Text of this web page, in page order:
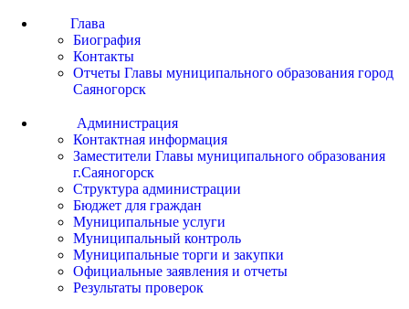
Глава
Биография
Контакты
Отчеты Главы муниципального образования город
Саяногорск
Администрация
Контактная информация
Заместители Главы муниципального образования
г.Саяногорск
Структура администрации
Бюджет для граждан
Муниципальные услуги
Муниципальный контроль
Муниципальные торги и закупки
Официальные заявления и отчеты
Результаты проверок